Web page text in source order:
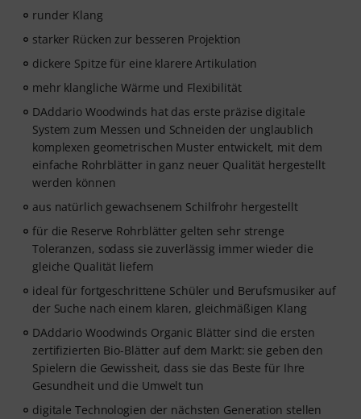
runder Klang
starker Rücken zur besseren Projektion
dickere Spitze für eine klarere Artikulation
mehr klangliche Wärme und Flexibilität
DAddario Woodwinds hat das erste präzise digitale
System zum Messen und Schneiden der unglaublich
komplexen geometrischen Muster entwickelt, mit dem
einfache Rohrblätter in ganz neuer Qualität hergestellt
werden können
aus natürlich gewachsenem Schilfrohr hergestellt
für die Reserve Rohrblätter gelten sehr strenge
Toleranzen, sodass sie zuverlässig immer wieder die
gleiche Qualität liefern
ideal für fortgeschrittene Schüler und Berufsmusiker auf
der Suche nach einem klaren, gleichmäßigen Klang
DAddario Woodwinds Organic Blätter sind die ersten
zertifizierten Bio-Blätter auf dem Markt: sie geben den
Spielern die Gewissheit, dass sie das Beste für Ihre
Gesundheit und die Umwelt tun
digitale Technologien der nächsten Generation stellen